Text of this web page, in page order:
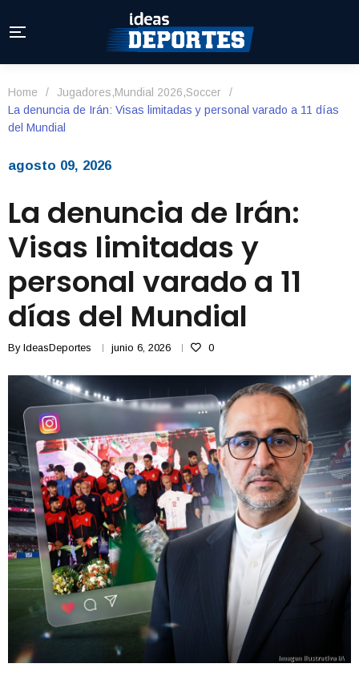
Home / Jugadores,Mundial 2026,Soccer
/
La denuncia de Irán: Visas limitadas y personal varado a 11 días
del Mundial
agosto 09, 2026
La denuncia de Irán:
Visas limitadas y
personal varado a 11
días del Mundial
By IdeasDeportes junio 6, 2026 0